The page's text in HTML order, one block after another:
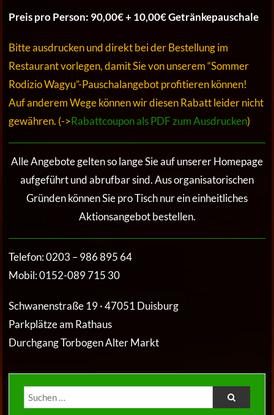
Preis pro Person: 90,00€ + 10,00€ Getränkepauschale
Bitte ausdrucken und direkt bei der Bestellung im
Restaurant vorlegen, damit Sie von unserem “Sommer
Rodizio Wagyu”-Pauschalangebot profitieren können!
Auf anderem Wege können wir diesen Rabatt leider nicht
gewähren. (->Rabattcoupon als PDF zum Ausdrucken)
Alle Angebote gelten so lange Sie auf unserer Homepage
aufgeführt und abrufbar sind. Aus organisatorischen
Gründen können Sie pro Tisch nur ein einheitliches
Aktionsangebot bestellen.
Telefon: 0203 – 986 895 64
Mobil: 0152-089 715 30
Schwanenstraße 19 · 47051 Duisburg
Parkplätze am Rathaus
Durchgang Torbogen Alter Markt